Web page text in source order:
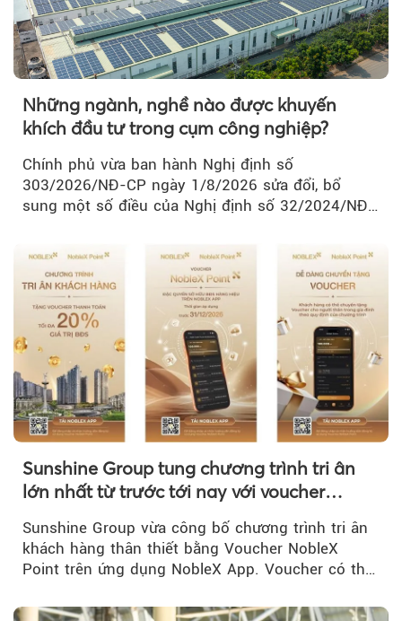
Những ngành, nghề nào được khuyến
khích đầu tư trong cụm công nghiệp?
Chính phủ vừa ban hành Nghị định số
303/2026/NĐ-CP ngày 1/8/2026 sửa đổi, bổ
sung một số điều của Nghị định số 32/2024/NĐ-
Sunshine Group tung chương trình tri ân
lớn nhất từ trước tới nay với voucher
Sunshine Group vừa công bố chương trình tri ân
khách hàng thân thiết bằng Voucher NobleX
Point trên ứng dụng NobleX App. Voucher có thể